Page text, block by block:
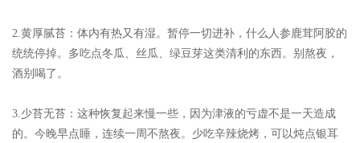
2.黄厚腻苔： 体内有热又有湿。暂停一切进补，什么人参鹿茸阿胶的
统统停掉。多吃点冬瓜、丝瓜、绿豆芽这类清利的东西。别熬夜，
酒别喝了。
3.少苔无苔： 这种恢复起来慢一些，因为津液的亏虚不是一天造成
的。今晚早点睡，连续一周不熬夜。少吃辛辣烧烤，可以炖点银耳